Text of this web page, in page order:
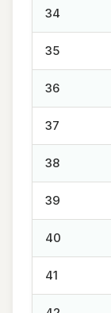
34
35
36
37
38
39
40
41